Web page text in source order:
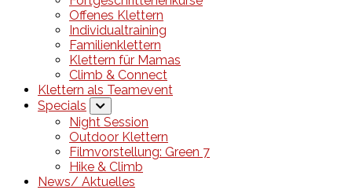
Offenes Klettern
Individualtraining
Familienklettern
Klettern für Mamas
Climb & Connect
Klettern als Teamevent
Specials
Night Session
Outdoor Klettern
Filmvorstellung: Green 7
Hike & Climb
News/ Aktuelles